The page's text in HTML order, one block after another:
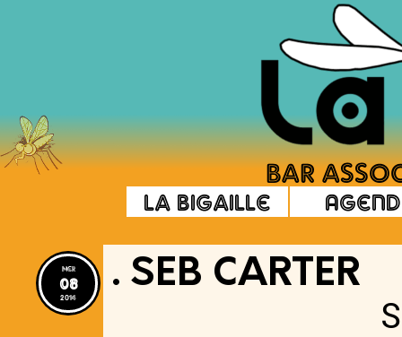
La Bigaille
mer
08
2014
. SEB CARTER
Seb Carter